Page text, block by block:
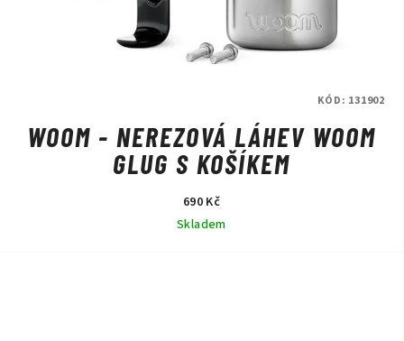
WOOM - NEREZOVÁ LÁHEV WOOM
GLUG S KOŠÍKEM
690 Kč
Skladem
KÓD: 131902